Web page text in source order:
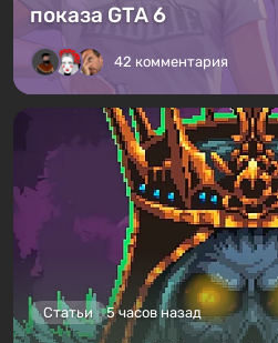
показа GTA 6
42 комментария
Статьи 5 часов назад